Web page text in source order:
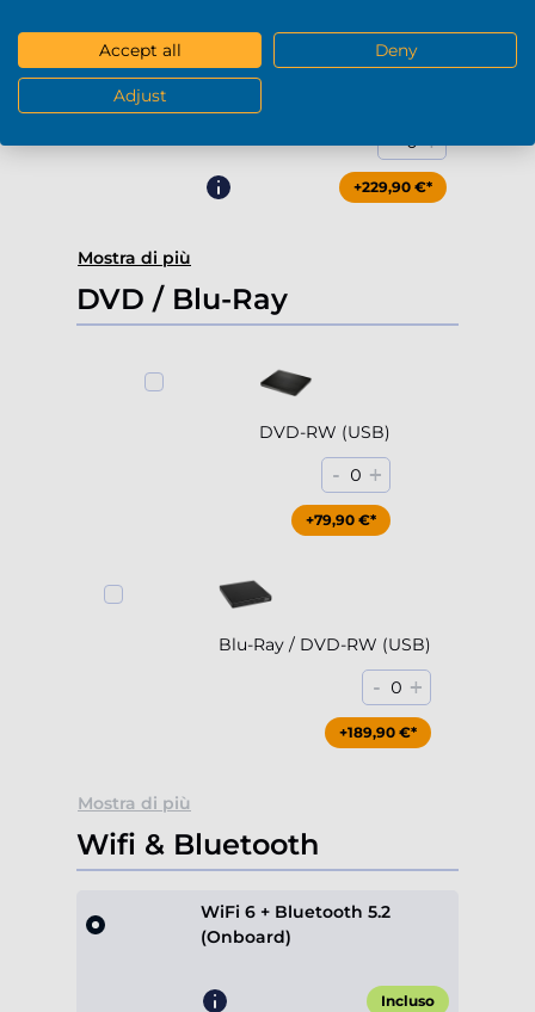
- 0 +
+229,90 €*
Mostra di più
DVD / Blu-Ray
DVD-RW (USB)
- 0 +
+79,90 €*
Blu-Ray / DVD-RW (USB)
- 0 +
+189,90 €*
Mostra di più
Wifi & Bluetooth
WiFi 6 + Bluetooth 5.2
(Onboard)
Incluso
Accept all Deny
Adjust